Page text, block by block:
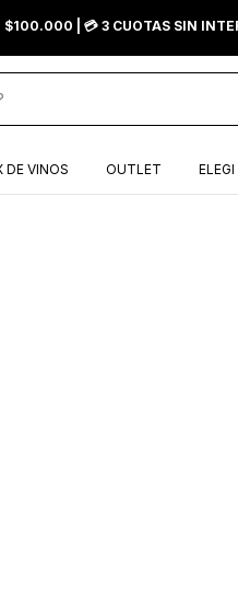
$100.000 | 💳 3 CUOTAS SIN
DE VINOS OUTLET